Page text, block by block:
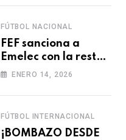
FÚTBOL NACIONAL
FEF sanciona a
Emelec con la resta
de tres puntos para
ENERO 14, 2026
FÚTBOL INTERNACIONAL
¡BOMBAZO DESDE